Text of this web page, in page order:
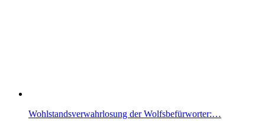
Wohlstandsverwahrlosung der Wolfsbefürworter:…